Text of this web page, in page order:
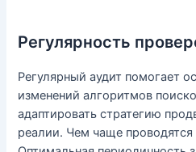
Регулярность
Регулярный аудит помогает
изменений алгоритмов
адаптировать стратегию
реалии. Чем чаще